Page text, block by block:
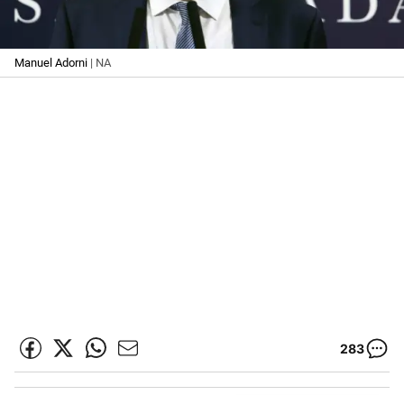
Manuel Adorni | NA
283